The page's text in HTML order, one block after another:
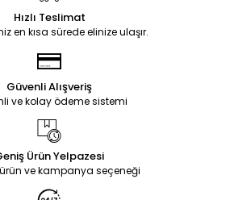
Hızlı Teslimat
en kısa sürede elinize ulaşır.
Güvenli Alışveriş
ve kolay ödeme sistemi
Ürün Yelpazesi
ve kampanya seçeneği